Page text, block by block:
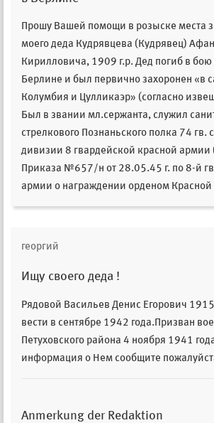
Прошу Вашей помощи в розыске места
моего деда Кудрявцева (Кудрявец)
Кирилловича, 1909 г.р. Дед погиб в
Берлине и был первично захоронен «в
Колумбия и Цулликаэр» (согласно
Был в звании мл.сержанта, служил
стрелкового Познаньского полка 74 гв.
дивизии 8 гвардейской красной армии
Приказа №657/н от 28.05.45 г. по 8-й
армии о награждении орденом Красной
георгий
Ищу своего деда !
Рядовой Васильев Денис Егорович 1915
вести в сентябре 1942 года.Призван
Петуховского района 4 ноября 1941
информация о Нем сообщите
Anmerkung der Redaktion